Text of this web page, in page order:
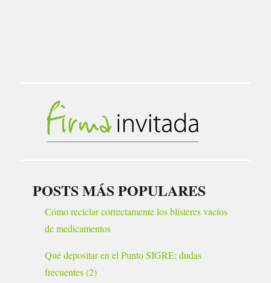
POSTS MÁS POPULARES
Cómo reciclar correctamente los blísteres vacíos
de medicamentos
Qué depositar en el Punto SIGRE: dudas
frecuentes (2)